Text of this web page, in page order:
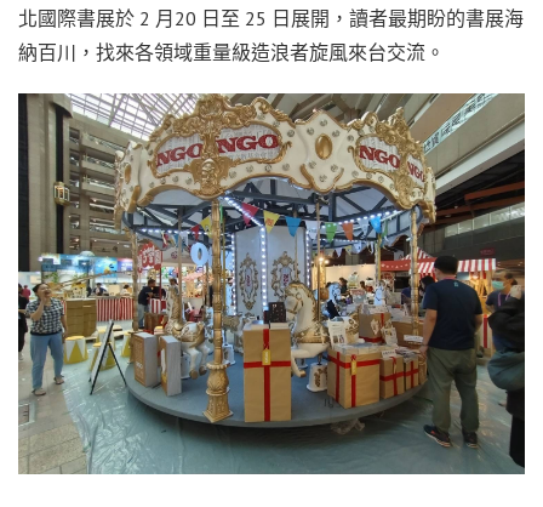
北國際書展於 2 月20 日至 25 日展開，讀者最期盼的書展海
納百川，找來各領域重量級造浪者旋風來台交流。